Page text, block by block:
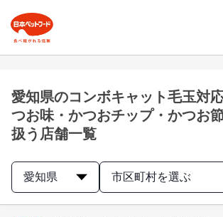
愛知県のコンボキャット毛玉対
つお味・かつおチップ・かつお
扱う店舗一覧
愛知県 市区町村を選ぶ